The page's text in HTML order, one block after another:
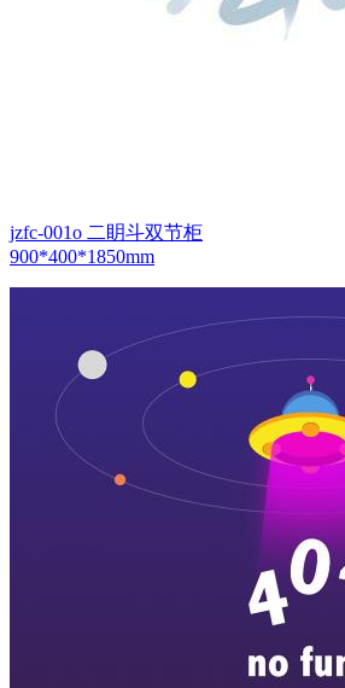
jzfc-001o 二眀斗双节柜
900*400*1850mm